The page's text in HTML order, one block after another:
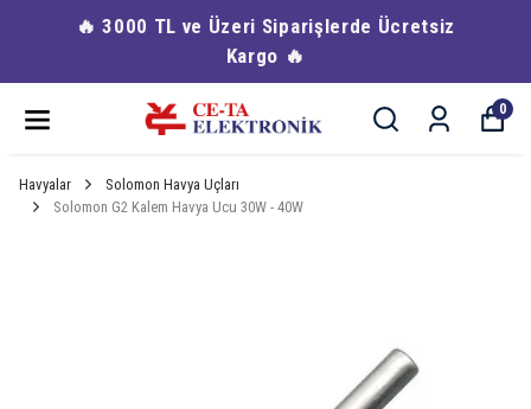
🔥 3000 TL ve Üzeri Siparişlerde Ücretsiz
Kargo 🔥
0
Havyalar
Solomon Havya Uçları
Solomon G2 Kalem Havya Ucu 30W - 40W